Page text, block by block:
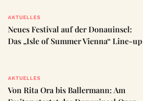
AKTUELLES
Neues Festival auf der Donauinsel:
Das „Isle of Summer Vienna“ Line-up
AKTUELLES
Von Rita Ora bis Ballermann: Am